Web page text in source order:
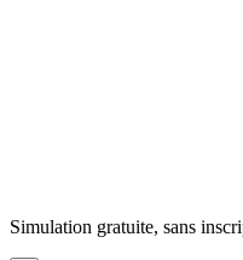
Simulation gratuite, sans